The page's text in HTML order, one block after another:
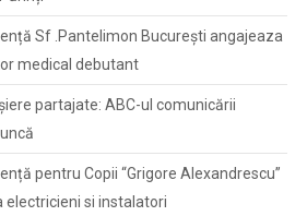
Sf .Pantelimon București angajeaza
medical debutant
partajate: ABC-ul comunicării
pentru Copii “Grigore Alexandrescu”
electricieni si instalatori